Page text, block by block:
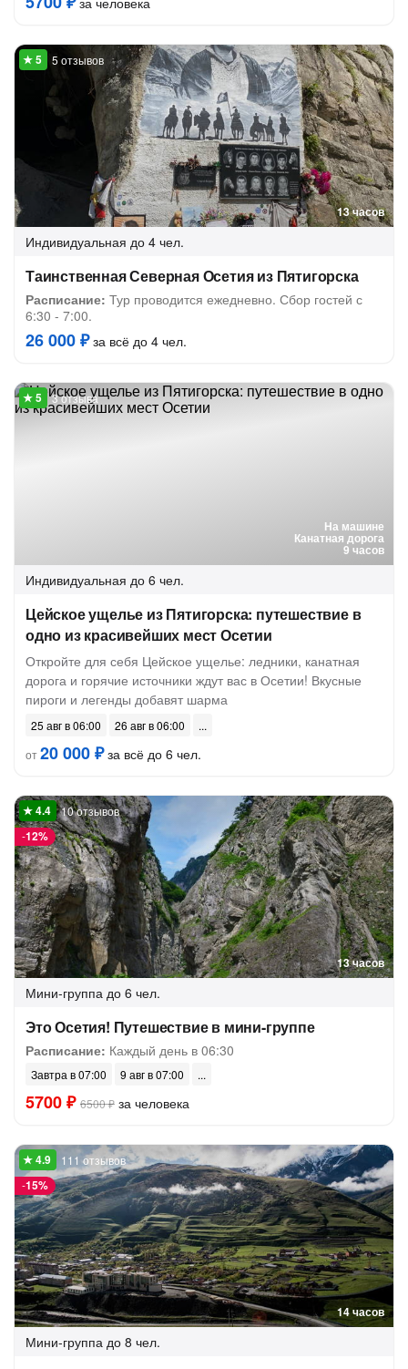
13 часов
5 отзывов
Индивидуальная до 4 чел.
Таинственная Северная Осетия из Пятигорска
Расписание: Тур проводится ежедневно. Сбор гостей с
6:30 - 7:00.
26 000 ₽за всё до 4 чел.
На машине
Канатная дорога
9 часов
3 отзыва
Индивидуальная до 6 чел.
Цейское ущелье из Пятигорска: путешествие в
одно из красивейших мест Осетии
Откройте для себя Цейское ущелье: ледники, канатная
дорога и горячие источники ждут вас в Осетии! Вкусные
пироги и легенды добавят шарма
25 авг в 06:00
26 авг в 06:00
от20 000 ₽за всё до 6 чел.
13 часов
-12%
10 отзывов
Мини-группа до 6 чел.
Это Осетия! Путешествие в мини-группе
Расписание: Каждый день в 06:30
Завтра в 07:00 9 авг в 07:00
5700 ₽ 6500 ₽ за человека
14 часов
-15%
111 отзывов
Мини-группа до 8 чел.